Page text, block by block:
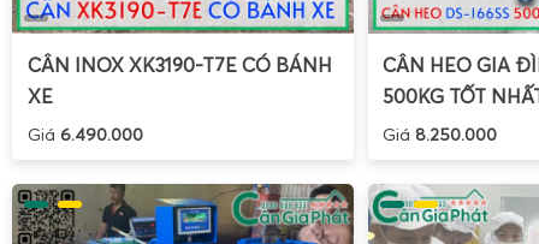
CÂN INOX XK3190-T7E CÓ BÁNH
XE
Giá 6.490.000
CÂN HEO GIA
500KG TỐT
Giá 8.250.000